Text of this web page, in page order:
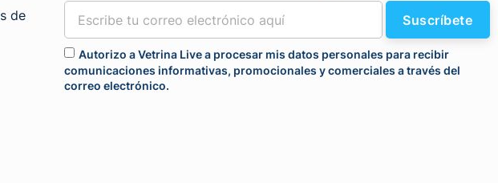
de
Autorizo a Vetrina Live a procesar mis datos personales para recibir
comunicaciones informativas, promocionales y comerciales a través del
correo electrónico.
Suscríbete